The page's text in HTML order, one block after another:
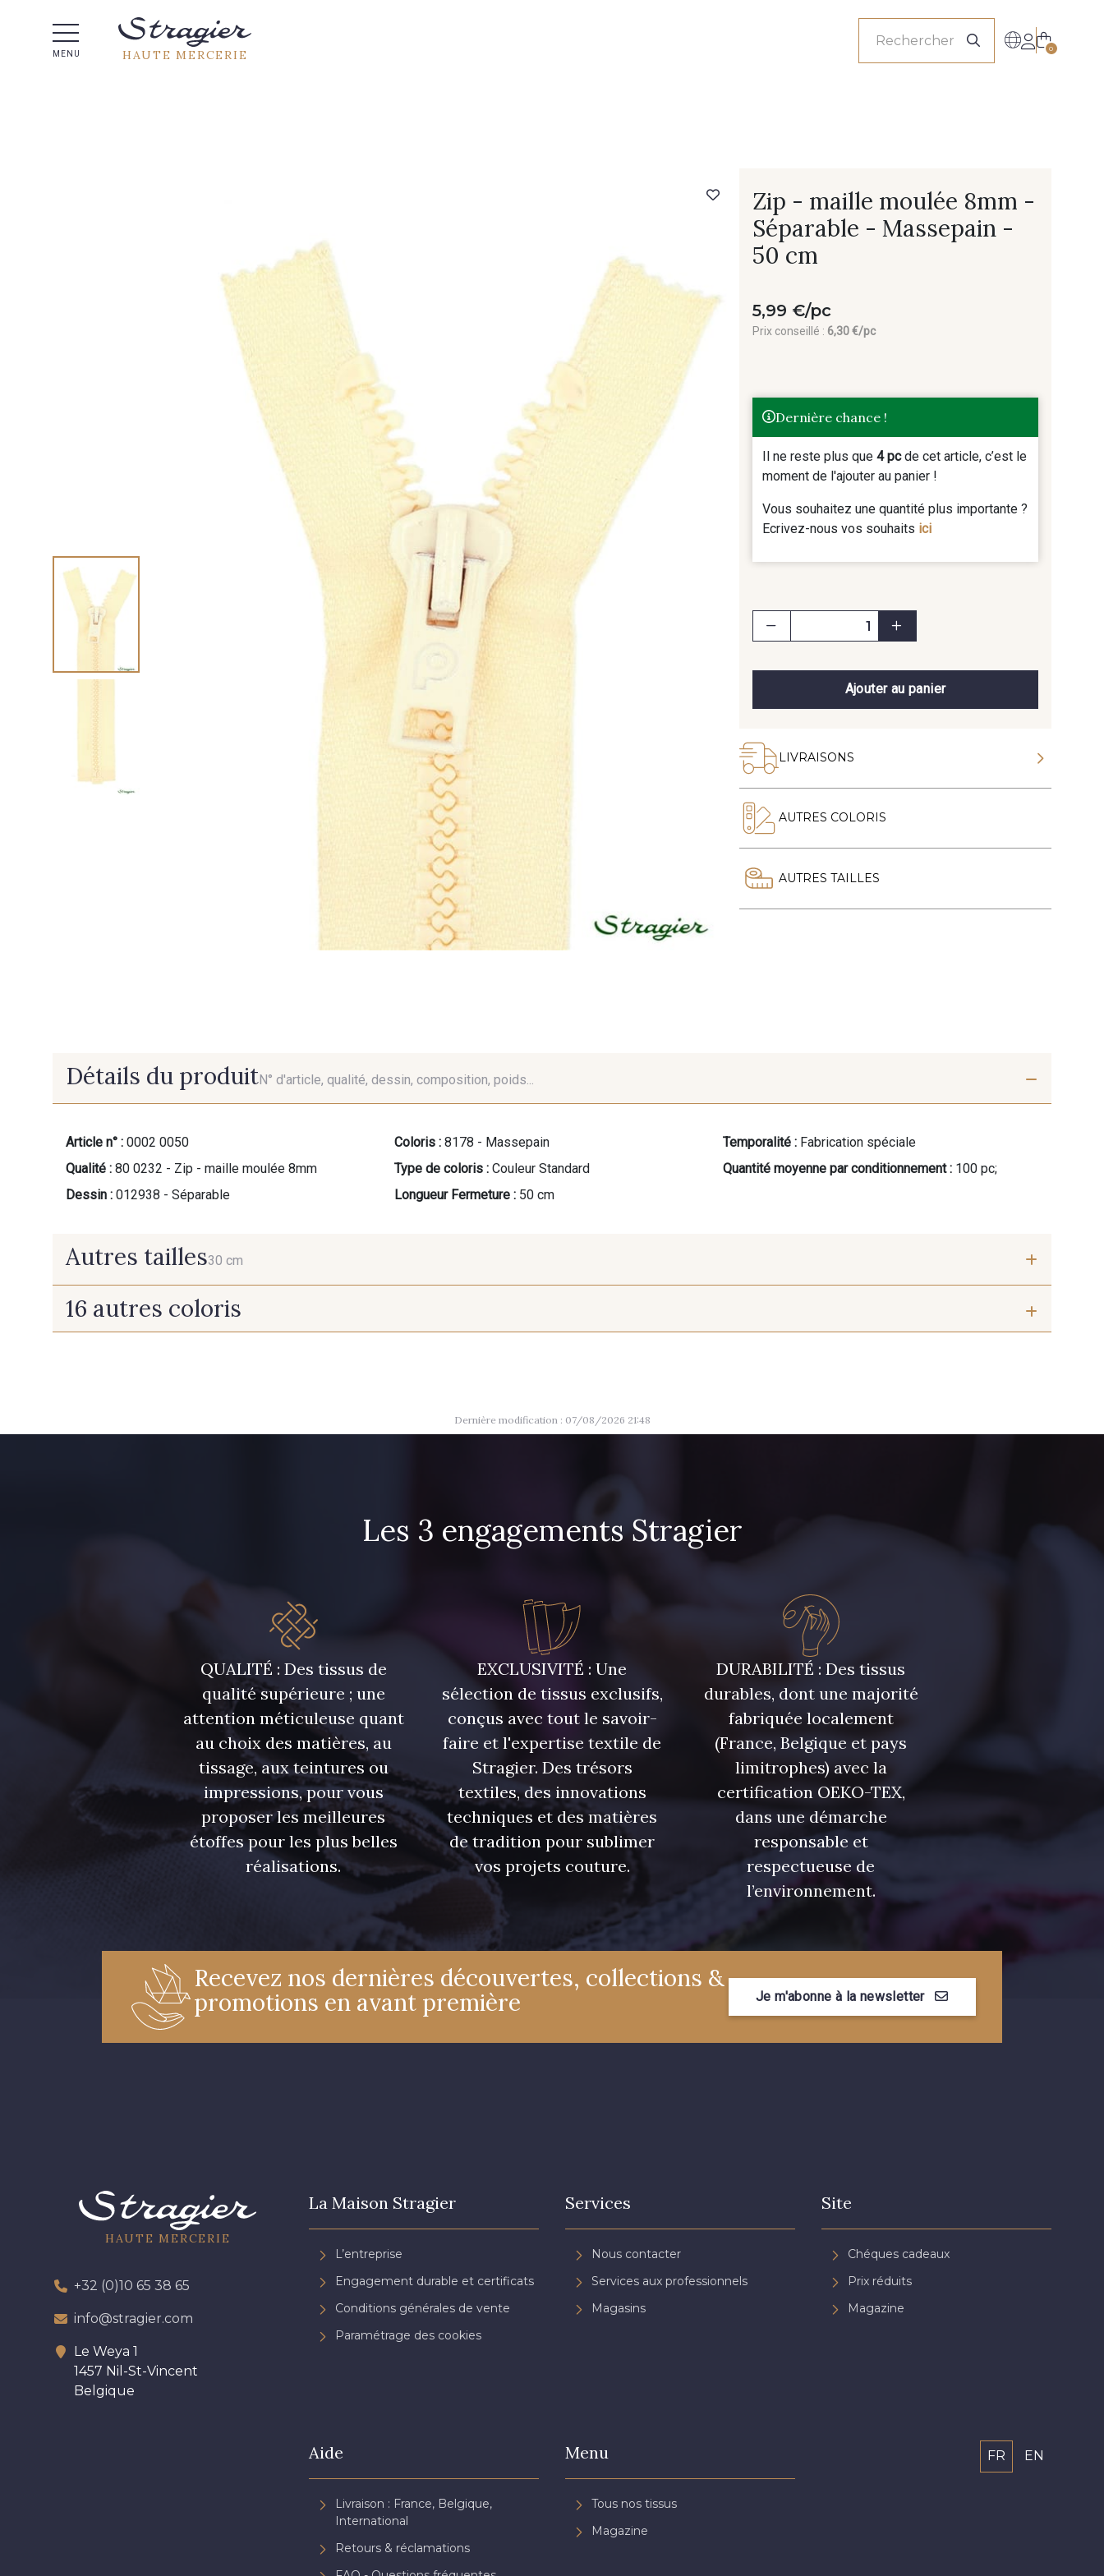
MENU HAUTE MERCERIE 0
Zip - maille moulée 8mm -
Séparable - Massepain -
50 cm
5,99 €/pc
Prix conseillé : 6,30 €/pc
Dernière chance !
Il ne reste plus que 4 pcde cet article, c’est le
moment de l'ajouter au panier !
Vous souhaitez une quantité plus importante ?
Ecrivez-nous vos souhaits ici
Ajouter au panier
LIVRAISONS
AUTRES COLORIS
AUTRES TAILLES
Détails du produitN° d'article, qualité, dessin, composition, poids...
Article n° : 0002 0050
Qualité : 80 0232 - Zip - maille moulée 8mm
Dessin : 012938 - Séparable
Coloris : 8178 - Massepain
Type de coloris : Couleur Standard
Longueur Fermeture : 50 cm
Temporalité : Fabrication spéciale
Quantité moyenne par conditionnement : 100 pc;
Autres tailles30 cm
30 cm
16 autres coloris
9700 - Noir 3886 - Rouge Cerise
Dernière modification : 07/08/2026 21:48
Les 3 engagements Stragier
QUALITÉ : Des tissus de
qualité supérieure ; une
attention méticuleuse quant
au choix des matières, au
tissage, aux teintures ou
impressions, pour vous
proposer les meilleures
étoffes pour les plus belles
réalisations.
EXCLUSIVITÉ : Une
sélection de tissus exclusifs,
conçus avec tout le savoir-
faire et l'expertise textile de
Stragier. Des trésors
textiles, des innovations
techniques et des matières
de tradition pour sublimer
vos projets couture.
DURABILITÉ : Des tissus
durables, dont une majorité
fabriquée localement
(France, Belgique et pays
limitrophes) avec la
certification OEKO-TEX,
dans une démarche
responsable et
respectueuse de
l’environnement.
Recevez nos dernières découvertes, collections &
promotions en avant première
Je m'abonne à la newsletter
HAUTE MERCERIE
+32 (0)10 65 38 65
info@stragier.com
Le Weya 1
1457 Nil-St-Vincent
Belgique
La Maison Stragier
L’entreprise
Engagement durable et certificats
Conditions générales de vente
Paramétrage des cookies
Services
Nous contacter
Services aux professionnels
Magasins
Site
Chéques cadeaux
Prix réduits
Magazine
Aide
Livraison : France, Belgique,
International
Retours & réclamations
Menu
Tous nos tissus
Magazine
FR EN